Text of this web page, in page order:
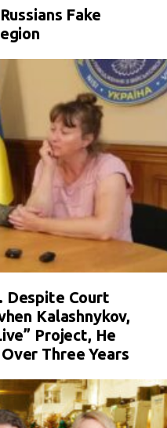
Fake
Despite Court
Kalashnykov,
Project, He
Three Years